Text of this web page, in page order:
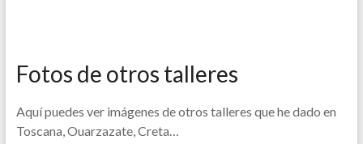
Fotos de otros talleres
Aquí puedes ver imágenes de otros talleres que he dado en
Toscana, Ouarzazate, Creta…